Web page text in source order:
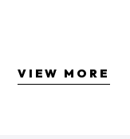
VIEW MORE